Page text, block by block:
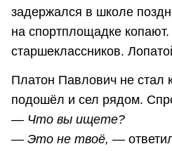
задержался в школе
на спортплощадке
старшеклассников.
Платон Павлович не стал
подошёл и сел рядом.
— Что вы ищете?
— Это не твоё, —